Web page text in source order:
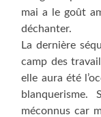
mai a le goût
déchanter.
La dernière
camp des
elle aura été
méconnus car